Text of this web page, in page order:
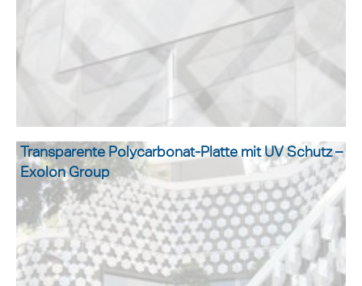
Transparente Polycarbonat-Platte mit UV Schutz –
Exolon Group